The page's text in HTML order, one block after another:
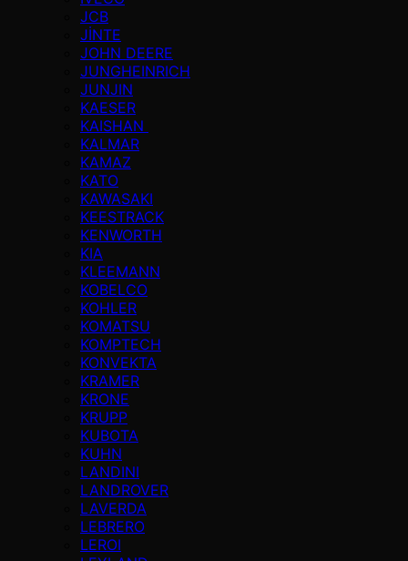
JCB
JİNTE
JOHN DEERE
JUNGHEINRICH
JUNJIN
KAESER
KAISHAN
KALMAR
KAMAZ
KATO
KAWASAKI
KEESTRACK
KENWORTH
KIA
KLEEMANN
KOBELCO
KOHLER
KOMATSU
KOMPTECH
KONVEKTA
KRAMER
KRONE
KRUPP
KUBOTA
KUHN
LANDINI
LANDROVER
LAVERDA
LEBRERO
LEROI